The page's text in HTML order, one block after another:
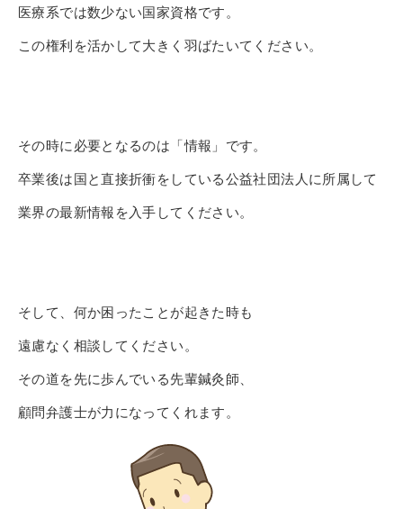
1号館総合受付：〒194-0022 東京都町田市森野1-7-8
医療系では数少ない国家資格です。
この権利を活かして大きく羽ばたいてください。
その時に必要となるのは「情報」です。
卒業後は国と直接折衝をしている公益社団法人に所属して
業界の最新情報を入手してください。
そして、何か困ったことが起きた時も
遠慮なく相談してください。
その道を先に歩んでいる先輩鍼灸師、
顧問弁護士が力になってくれます。